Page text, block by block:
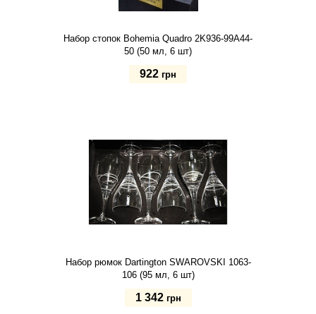
Набор стопок Bohemia Quadro 2K936-99A44-
50 (50 мл, 6 шт)
922 грн
Набор рюмок Dartington SWAROVSKI 1063-
106 (95 мл, 6 шт)
1 342 грн